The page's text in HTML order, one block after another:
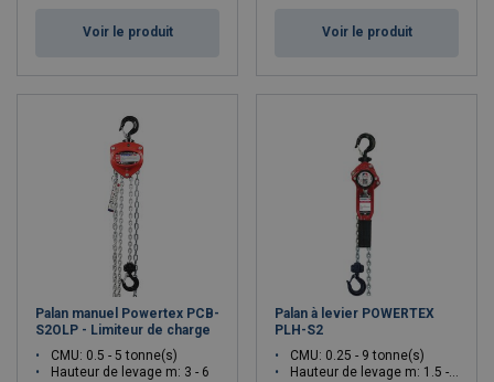
Voir le produit Voir le produit
Palan manuel Powertex PCB-
S2OLP - Limiteur de charge
CMU: 0.5 - 5 tonne(s)
Hauteur de levage m: 3 - 6
Palan à levier POWERTEX
PLH-S2
CMU: 0.25 - 9 tonne(s)
Hauteur de levage m: 1.5 - 3